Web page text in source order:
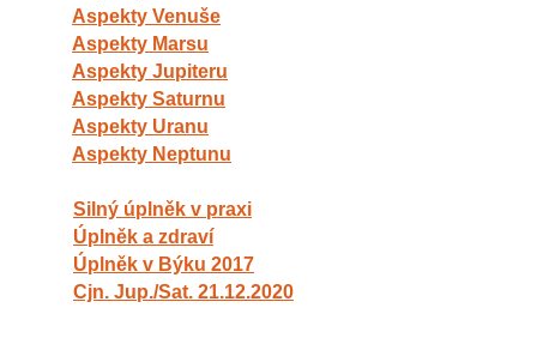
Aspekty Venuše
Aspekty Marsu
Aspekty Jupiteru
Aspekty Saturnu
Aspekty Uranu
Aspekty Neptunu
Silný úplněk v praxi
Úplněk a zdraví
Úplněk v Býku 2017
Cjn. Jup./Sat. 21.12.2020